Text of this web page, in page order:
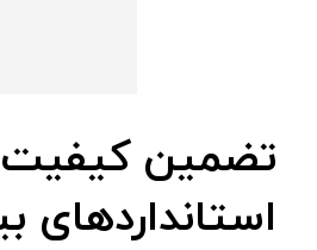
تضمین کیفیت
استانداردهای